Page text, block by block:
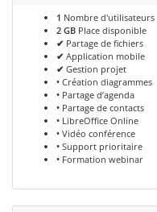
1 Nombre d'utilisateurs
2 GB Place disponible
✔ Partage de fichiers
✔ Application mobile
✔ Gestion projet
• Création diagrammes
• Partage d’agenda
• Partage de contacts
• LibreOffice Online
• Vidéo conférence
• Support prioritaire
• Formation webinar